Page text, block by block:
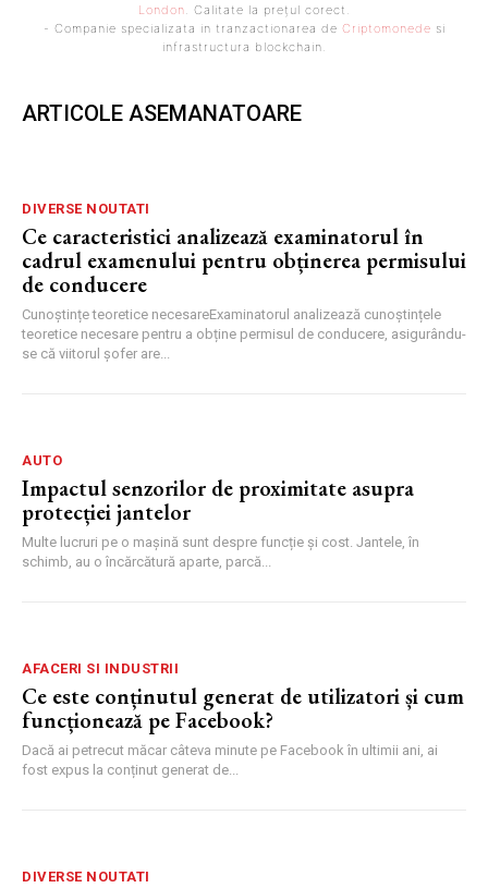
London . Calitate la prețul corect.
- Companie specializata in tranzactionarea de Criptomonede si
infrastructura blockchain.
ARTICOLE ASEMANATOARE
DIVERSE NOUTATI
Ce caracteristici analizează examinatorul în
cadrul examenului pentru obținerea permisului
de conducere
Cunoștințe teoretice necesareExaminatorul analizează cunoștințele
teoretice necesare pentru a obține permisul de conducere, asigurându-
se că viitorul șofer are...
AUTO
Impactul senzorilor de proximitate asupra
protecției jantelor
Multe lucruri pe o mașină sunt despre funcție și cost. Jantele, în
schimb, au o încărcătură aparte, parcă...
AFACERI SI INDUSTRII
Ce este conținutul generat de utilizatori și cum
funcționează pe Facebook?
Dacă ai petrecut măcar câteva minute pe Facebook în ultimii ani, ai
fost expus la conținut generat de...
DIVERSE NOUTATI